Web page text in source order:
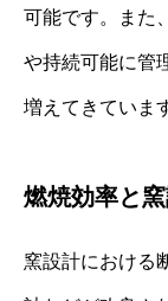
可能です。また
や持続可能に管
増えてきていま
燃焼効率と
窯設計における